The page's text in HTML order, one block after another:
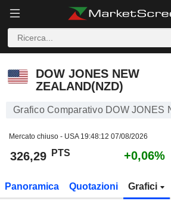
DOW JONES NEW
ZEALAND(NZD)
Grafico Comparativo DOW JONES
Mercato chiuso - USA 19:48:12 07/08/2026
326,29 PTS +0,06%
Panoramica Quotazioni Grafici